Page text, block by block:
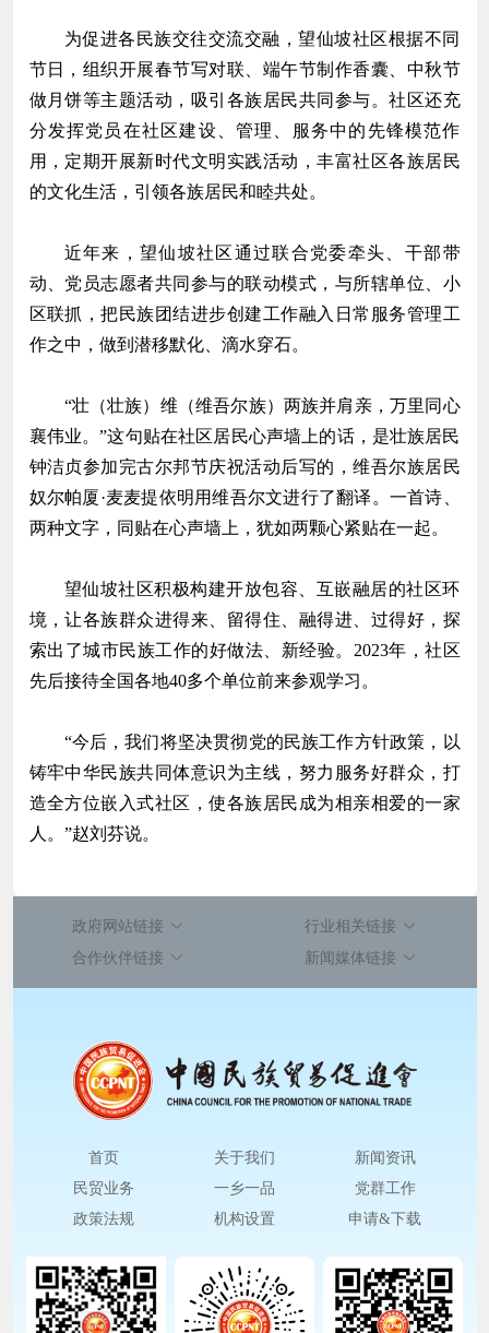
为促进各民族交往交流交融，望仙坡社区根据不同
节日，组织开展春节写对联、端午节制作香囊、中秋节
做月饼等主题活动，吸引各族居民共同参与。社区还充
分发挥党员在社区建设、管理、服务中的先锋模范作
用，定期开展新时代文明实践活动，丰富社区各族居民
的文化生活，引领各族居民和睦共处。
近年来，望仙坡社区通过联合党委牵头、干部带
动、党员志愿者共同参与的联动模式，与所辖单位、小
区联抓，把民族团结进步创建工作融入日常服务管理工
作之中，做到潜移默化、滴水穿石。
“壮（壮族）维（维吾尔族）两族并肩亲，万里同心
襄伟业。”这句贴在社区居民心声墙上的话，是壮族居民
钟洁贞参加完古尔邦节庆祝活动后写的，维吾尔族居民
奴尔帕厦·麦麦提依明用维吾尔文进行了翻译。一首诗、
两种文字，同贴在心声墙上，犹如两颗心紧贴在一起。
望仙坡社区积极构建开放包容、互嵌融居的社区环
境，让各族群众进得来、留得住、融得进、过得好，探
索出了城市民族工作的好做法、新经验。2023年，社区
先后接待全国各地40多个单位前来参观学习。
“今后，我们将坚决贯彻党的民族工作方针政策，以
铸牢中华民族共同体意识为主线，努力服务好群众，打
造全方位嵌入式社区，使各族居民成为相亲相爱的一家
人。”赵刘芬说。
政府网站链接
行业相关链接
合作伙伴链接
新闻媒体链接
首页 关于我们
新闻资讯
民贸业务
一乡一品
党群工作
政策法规
机构设置 申请&下载